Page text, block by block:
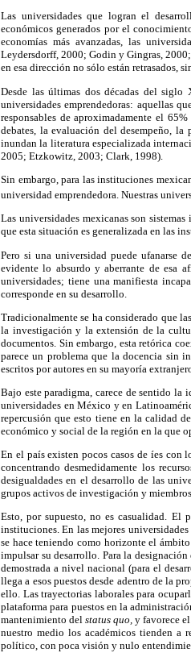
Las universidades que logran el
económicos generados por el
economías más avanzadas, las
Leydersdorff, 2000; Godin y Gingras,
en esa dirección no sólo están retrasados,
Desde las últimas dos décadas del siglo
universidades emprendedoras: aquellas
responsables de aproximadamente el
debates, la evaluación del desempeño,
inundan la literatura especializada
2005; Etzkowitz, 2003; Clark, 1998).
Sin embargo, para las instituciones
universidad emprendedora. Nuestras
Las universidades mexicanas son
que esta situación es generalizada en las
Pero si una universidad puede ufanarse
evidente lo absurdo y aberrante de esa
universidades; tiene una manifiesta
corresponde en su desarrollo.
Tradicionalmente se ha considerado que
la investigación y la extensión de la
documentos. Sin embargo, esta retórica
parece un problema que la docencia sin
escritos por autores en su mayoría
Bajo este paradigma, carece de sentido
universidades en México y en
repercusión que esto tiene en la calidad
económico y social de la región en la que
En el país existen pocos casos de íes
concentrando desmedidamente los
desigualdades en el desarrollo de las
grupos activos de investigación y
Esto, por supuesto, no es casualidad. El
instituciones. En las mejores
se hace teniendo como horizonte el
impulsar su desarrollo. Para la
demostrada a nivel nacional (para el
llega a esos puestos desde adentro de la
ello. Las trayectorias laborales para
plataforma para puestos en la
mantenimiento del status quo, y favorece
nuestro medio los académicos tienden a
político, con poca visión y nulo